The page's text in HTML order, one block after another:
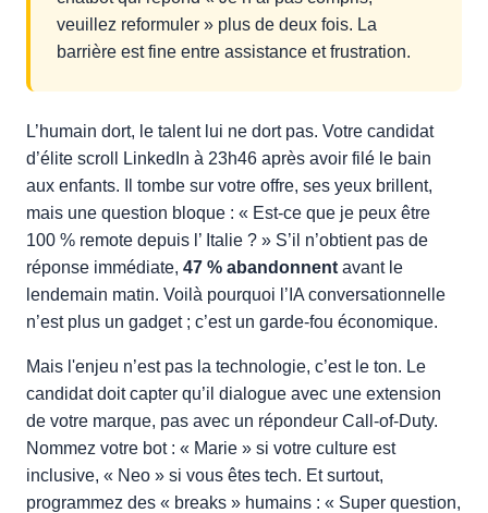
veuillez reformuler » plus de deux fois. La
barrière est fine entre assistance et frustration.
L’humain dort, le talent lui ne dort pas. Votre candidat
d’élite scroll LinkedIn à 23h46 après avoir filé le bain
aux enfants. Il tombe sur votre offre, ses yeux brillent,
mais une question bloque : « Est-ce que je peux être
100 % remote depuis l’ Italie ? » S’il n’obtient pas de
réponse immédiate, 47 % abandonnent avant le
lendemain matin. Voilà pourquoi l’IA conversationnelle
n’est plus un gadget ; c’est un garde-fou économique.
Mais l'enjeu n’est pas la technologie, c’est le ton. Le
candidat doit capter qu’il dialogue avec une extension
de votre marque, pas avec un répondeur Call-of-Duty.
Nommez votre bot : « Marie » si votre culture est
inclusive, « Neo » si vous êtes tech. Et surtout,
programmez des « breaks » humains : « Super question,